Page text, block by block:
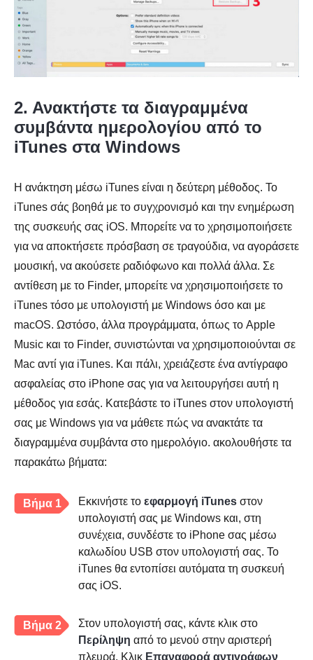
2. Ανακτήστε τα διαγραμμένα
συμβάντα ημερολογίου από το
iTunes στα Windows
Η ανάκτηση μέσω iTunes είναι η δεύτερη μέθοδος. Το
iTunes σάς βοηθά με το συγχρονισμό και την ενημέρωση
της συσκευής σας iOS. Μπορείτε να το χρησιμοποιήσετε
για να αποκτήσετε πρόσβαση σε τραγούδια, να αγοράσετε
μουσική, να ακούσετε ραδιόφωνο και πολλά άλλα. Σε
αντίθεση με το Finder, μπορείτε να χρησιμοποιήσετε το
iTunes τόσο με υπολογιστή με Windows όσο και με
macOS. Ωστόσο, άλλα προγράμματα, όπως το Apple
Music και το Finder, συνιστώνται να χρησιμοποιούνται σε
Mac αντί για iTunes. Και πάλι, χρειάζεστε ένα αντίγραφο
ασφαλείας στο iPhone σας για να λειτουργήσει αυτή η
μέθοδος για εσάς. Κατεβάστε το iTunes στον υπολογιστή
σας με Windows για να μάθετε πώς να ανακτάτε τα
διαγραμμένα συμβάντα στο ημερολόγιο. ακολουθήστε τα
παρακάτω βήματα:
Βήμα 1 Εκκινήστε το εφαρμογή iTunes στον
υπολογιστή σας με Windows και, στη
συνέχεια, συνδέστε το iPhone σας μέσω
καλωδίου USB στον υπολογιστή σας. Το
iTunes θα εντοπίσει αυτόματα τη συσκευή
σας iOS.
Βήμα 2
Στον υπολογιστή σας, κάντε κλικ στο
Περίληψη από το μενού στην αριστερή
πλευρά. Κλικ Επαναφορά αντιγράφων